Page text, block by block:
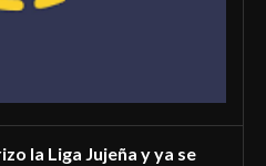
la Liga Jujeña y ya se